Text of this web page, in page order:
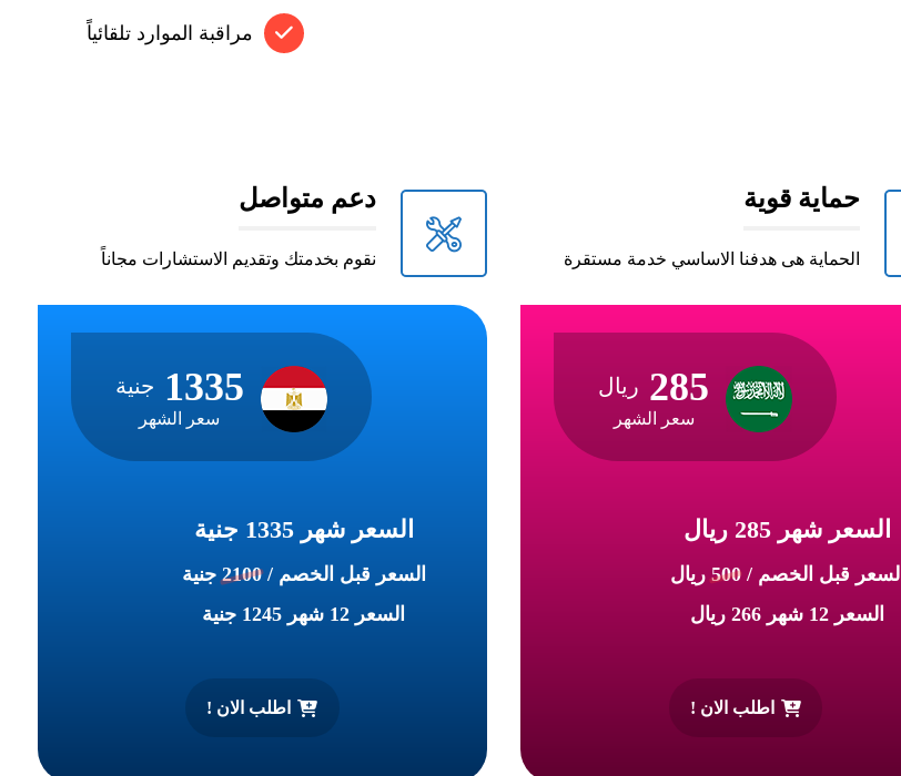
مراقبة الموارد تلقائياً
حماية قوية
الحماية هى هدفنا الاساسي خدمة مستقرة
دعم متواصل
نقوم بخدمتك وتقديم الاستشارات مجاناً
285 ريال
سعر الشهر
السعر شهر 285 ريال
السعر قبل الخصم /500 ريال
السعر 12 شهر 266 ريال
اطلب الان !
1335 جنية
سعر الشهر
السعر شهر 1335 جنية
السعر قبل الخصم /2100جنية
السعر 12 شهر 1245 جنية
اطلب الان !